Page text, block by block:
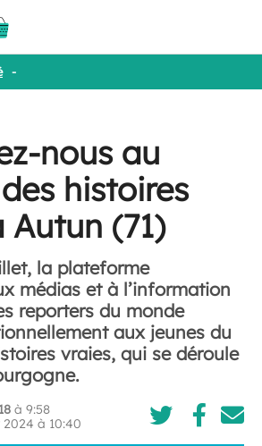
-
nous au
histoires
Autun (71)
la plateforme
médias et à l’information
reporters du monde
aux jeunes du
vraies, qui se déroule
à 9:58
à 10:40